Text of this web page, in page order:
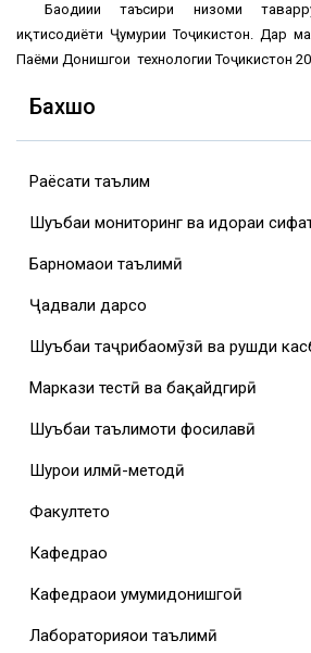
Баҳодиҳии таъсири низоми
иқтисодиёти Ҷумҳурии Тоҷикистон. Дар
Паёми Донишгоҳи технологии Тоҷикистон
Бахшҳо
Раёсати таълим
Шуъбаи мониторинг ва идораи
Барномаҳои таълимӣ
Ҷадвали дарсҳо
Шуъбаи таҷрибаомӯзӣ ва рушди
Маркази тестӣ ва бақайдгирӣ
Шуъбаи таълимоти фосилавӣ
Шурои илмӣ-методӣ
Факултетҳо
Кафедраҳо
Кафедраҳои умумидонишгоҳӣ
Лабораторияҳои таълимӣ